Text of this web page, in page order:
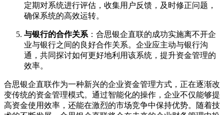
定期对系统进行评估，收集用户反馈，及时修正问题，
确保系统的高效运转。
与银行的合作关系 ：合思银企直联的成功实施离不开企
业与银行之间的良好合作关系。企业应主动与银行沟
通，共同探讨如何更好地利用该系统，提升资金管理的
效率。
合思银企直联作为一种新兴的企业资金管理方式，正在逐渐改
变传统的资金管理模式。通过智能化的操作，企业不仅能够提
高资金使用效率，还能在激烈的市场竞争中保持优势。随着技